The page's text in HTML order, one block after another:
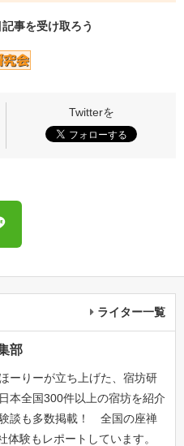
記事を受け取ろう
ライター一覧
部
ーりーが立ち上げた、宿坊研
本全国300件以上の宿坊を紹介
談も多数掲載！ 全国の座禅
験もレポートしています。